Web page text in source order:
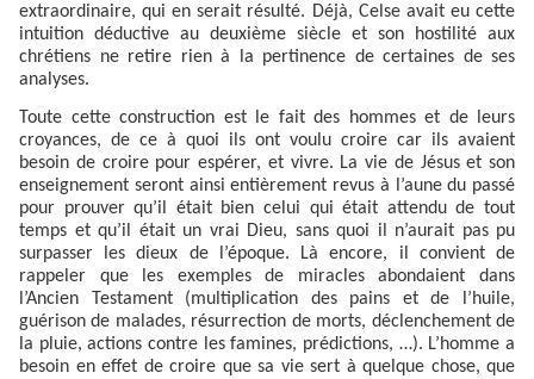
extraordinaire, qui en serait résulté. Déjà, Celse avait eu cette
intuition déductive au deuxième siècle et son hostilité aux
chrétiens ne retire rien à la pertinence de certaines de ses
analyses.
Toute cette construction est le fait des hommes et de leurs
croyances, de ce à quoi ils ont voulu croire car ils avaient
besoin de croire pour espérer, et vivre. La vie de Jésus et son
enseignement seront ainsi entièrement revus à l’aune du passé
pour prouver qu’il était bien celui qui était attendu de tout
temps et qu’il était un vrai Dieu, sans quoi il n’aurait pas pu
surpasser les dieux de l’époque. Là encore, il convient de
rappeler que les exemples de miracles abondaient dans
l’Ancien Testament (multiplication des pains et de l’huile,
guérison de malades, résurrection de morts, déclenchement de
la pluie, actions contre les famines, prédictions, …). L’homme a
besoin en effet de croire que sa vie sert à quelque chose, que